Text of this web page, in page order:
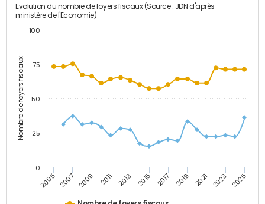
Nombre de foyers fiscaux
Evolution du nombre de foyers fiscaux (Source : JDN d'après
ministère de l'Economie)
2005 2007 2009 2011 2013 2015 2017 2019 2021 2023 2025
0
25
50
75
100